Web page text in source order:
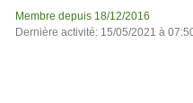
Membre depuis 18/12/2016
Dernière activité: 15/05/2021 à